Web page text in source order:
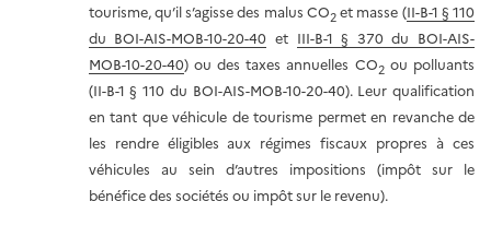
tourisme, qu’il s’agisse des malus CO2et masse (II-B-1 § 110
du BOI-AIS-MOB-10-20-40 et III-B-1 § 370 du BOI-AIS-
MOB-10-20-40) ou des taxes annuelles CO2ou polluants
(II-B-1 § 110 du BOI-AIS-MOB-10-20-40). Leur qualification
en tant que véhicule de tourisme permet en revanche de
les rendre éligibles aux régimes fiscaux propres à ces
véhicules au sein d’autres impositions (impôt sur le
bénéfice des sociétés ou impôt sur le revenu).